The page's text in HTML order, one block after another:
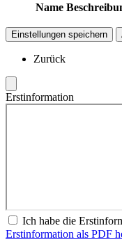
Name
Einstellungen speichern
Zurück
Erstinformation
Ich habe die
Erstinformation als PDF